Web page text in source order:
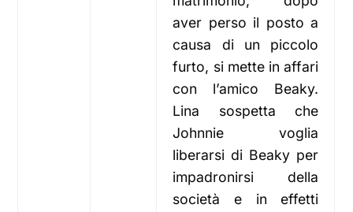
aver perso il posto a
causa di un piccolo
furto, si mette in affari
con l’amico Beaky.
Lina sospetta che
Johnnie voglia
liberarsi di Beaky per
impadronirsi della
società e in effetti